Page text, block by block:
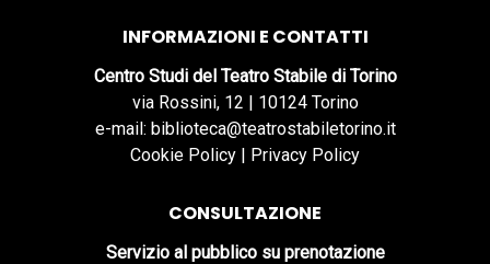
INFORMAZIONI E CONTATTI
Centro Studi del Teatro Stabile di Torino
via Rossini, 12 | 10124 Torino
e-mail: biblioteca@teatrostabiletorino.it
Cookie Policy | Privacy Policy
CONSULTAZIONE
Servizio al pubblico su prenotazione